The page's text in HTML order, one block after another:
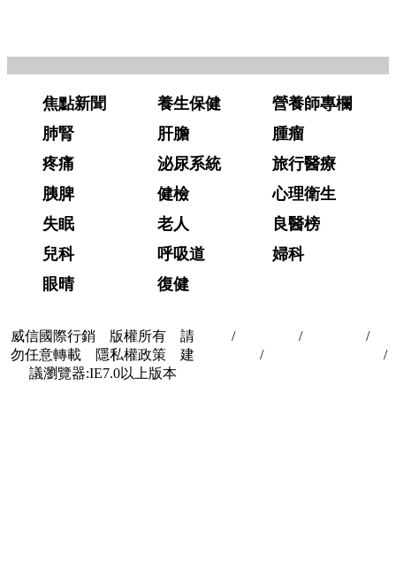
焦點新聞 養生保健
營養師專欄
肺腎
肝膽
腫瘤
疼痛
泌尿系統
旅行醫療
胰脾
健檢
心理衛生
失眠
老人
良醫榜
兒科
呼吸道
婦科
眼晴
復健
威信國際行銷 版權所有 請
勿任意轉載 隱私權政策 建
議瀏覽器:IE7.0以上版本
/ / /
/
/